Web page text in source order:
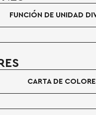
FUNCIÓN DE UNIDAD
CARTA DE